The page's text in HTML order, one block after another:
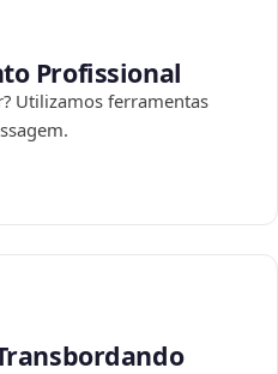
Profissional
Utilizamos ferramentas